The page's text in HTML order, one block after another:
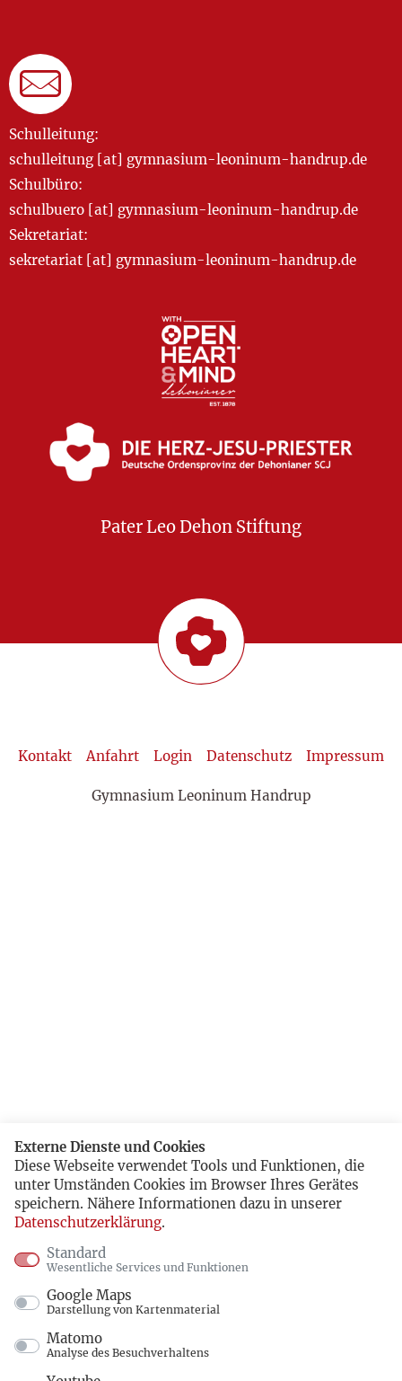
Schulleitung:
schulleitung [at] gymnasium-leoninum-handrup.de
Schulbüro:
schulbuero [at] gymnasium-leoninum-handrup.de
Sekretariat:
sekretariat [at] gymnasium-leoninum-handrup.de
Pater Leo Dehon Stiftung
Kontakt Anfahrt Login Datenschutz Impressum
Gymnasium Leoninum Handrup
Externe Dienste und Cookies
Diese Webseite verwendet Tools und Funktionen, die
unter Umständen Cookies im Browser Ihres Gerätes
speichern. Nähere Informationen dazu in unserer
Datenschutzerklärung.
Standard
Wesentliche Services und Funktionen
Google Maps
Darstellung von Kartenmaterial
Matomo
Analyse des Besuchverhaltens